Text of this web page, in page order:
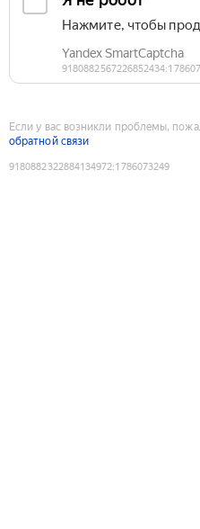
Если у вас возникли проблемы,
обратной связи
9180882322884134972:1786073249